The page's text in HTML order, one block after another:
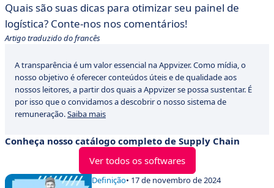
Quais são suas dicas para otimizar seu painel de
logística? Conte-nos nos comentários!
Artigo traduzido do francês
A transparência é um valor essencial na Appvizer. Como mídia, o
nosso objetivo é oferecer conteúdos úteis e de qualidade aos
nossos leitores, a partir dos quais a Appvizer se possa sustentar. É
por isso que o convidamos a descobrir o nosso sistema de
remuneração.Saiba mais
Conheça nosso catálogo completo de Supply Chain
Ver todos os softwares
Definição• 17 de novembro de 2024